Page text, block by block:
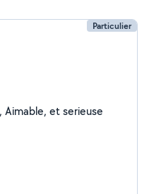
Particulier
Aimable, et serieuse